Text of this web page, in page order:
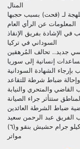
المنال
لـ (قحت) بسبب حجبها
المعلومات عن الرأي العام
في الإشادة بفريق الإنقاذ
السوداني في تركيا
جديد.. تحالف المُرهقين
إنسانية إلى سوريا
بإرجاء الشهادة السودانية
وإحالة ضباط شرطة للتقاعد
القاضي والمتحري والنيابة
ستتأثر جراء الصيانة
ضباط الشرطة العائدين
الفريق عبد الرحمن سعيد
القبض على (١٣٠) متهماً وضبط (١٥.٠٢٠) كيلو جرام حشيش بنقو و(٦)
مواتر